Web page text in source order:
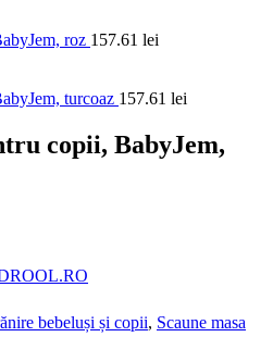
roz 157.61 lei
turcoaz 157.61 lei
copii, BabyJem,
bebeluși și copii, Scaune masa